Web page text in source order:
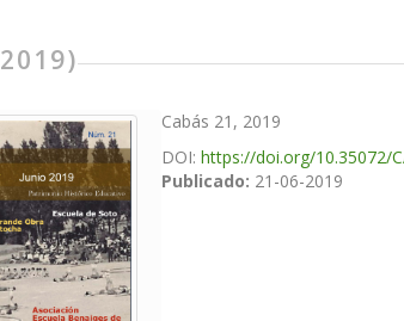
Cabás 21, 2019
DOI: https://doi.org/10.35072/
Publicado: 21-06-2019